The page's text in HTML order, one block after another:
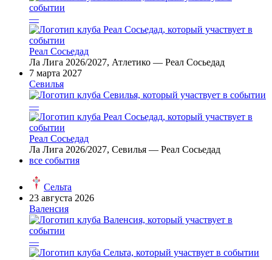
—
Реал Сосьедад
Ла Лига 2026/2027, Атлетико — Реал Сосьедад
7 марта 2027
Севилья
—
Реал Сосьедад
Ла Лига 2026/2027, Севилья — Реал Сосьедад
все события
Сельта
23 августа 2026
Валенсия
—